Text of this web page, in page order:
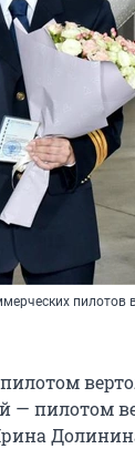
пилотов
— пилотом